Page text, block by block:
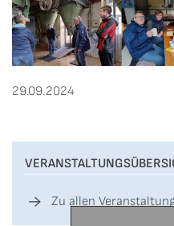
29.09.2024
Zu allen